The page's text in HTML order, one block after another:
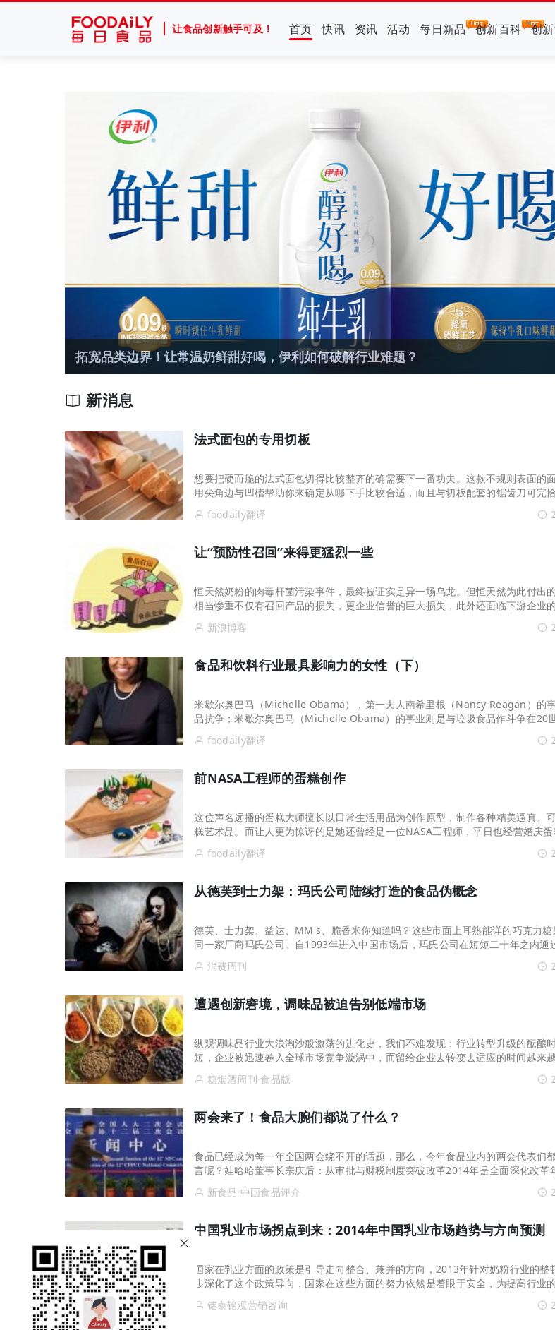
让食品创新触手可及！ 首页 快讯 资讯 活动 每日新品 创新百科 创
官宣张凌赫！产品线集体“焕新”，“国民薯片”可比克按下年轻化加速键
拓宽品类边界！让常温奶鲜甜好喝，伊利如何破解行业难题？
新消息
法式面包的专用切板
想要把硬而脆的法式面包切得比较整齐的确需要下一番功夫。这款不规则表面的
用尖角边与凹槽帮助你来确定从哪下手比较合适，而且与切板配套的锯齿刀可完
foodaily翻译
让“预防性召回”来得更猛烈一些
恒天然奶粉的肉毒杆菌污染事件，最终被证实是异一场乌龙。但恒天然为此付出
相当惨重不仅有召回产品的损失，更企业信誉的巨大损失，此外还面临下游企业
中国，这甚至被许多人当成了另一起三聚氰
新浪博客
食品和饮料行业最具影响力的女性（下）
米歇尔奥巴马（Michelle Obama），第一夫人南希里根（Nancy Reagan）的
品抗争；米歇尔奥巴马（Michelle Obama）的事业则是与垃圾食品作斗争在20
foodaily翻译
前NASA工程师的蛋糕创作
这位声名远播的蛋糕大师擅长以日常生活用品为创作原型，制作各种精美逼真、
糕艺术品。而让人更为惊讶的是她还曾经是一位NASA工程师，平日也经营婚庆蛋
foodaily翻译
从德芙到士力架：玛氏公司陆续打造的食品伪概念
德芙、士力架、益达、MM's、脆香米你知道吗？这些市面上耳熟能详的巧克力糖
同一家厂商玛氏公司。自1993年进入中国市场后，玛氏公司在短短二十年之内通
告，不仅使这些产品家喻户晓。不过，这些深
消费周刊
遭遇创新窘境，调味品被迫告别低端市场
纵观调味品行业大浪淘沙般激荡的进化史，我们不难发现：行业转型升级的酝酿
短，企业被迅速卷入全球市场竞争漩涡中，而留给企业去转变去适应的时间越来
谁也不敢保证自己还有下一个五年。从历史经
糖烟酒周刊·食品版
两会来了！食品大腕们都说了什么？
食品已经成为每一年全国两会绕不开的话题，那么，今年食品业内的两会代表们
言呢？娃哈哈董事长宗庆后：从审批与财税制度突破改革2014年是全面深化改革
审批制度与财税制度作为突破口，一旦这两个
新食品·中国食品评介
中国乳业市场拐点到来：2014年中国乳业市场趋势与方向预测
国家在乳业方面的政策是引导走向整合、兼并的方向，2013年针对奶粉行业的整
步深化了这个政策导向，国家在这些方面的努力依然是着眼于安全，为提高行业
不得已而为之。从整个乳业市场来看，三大乳
铭泰铭观营销咨询